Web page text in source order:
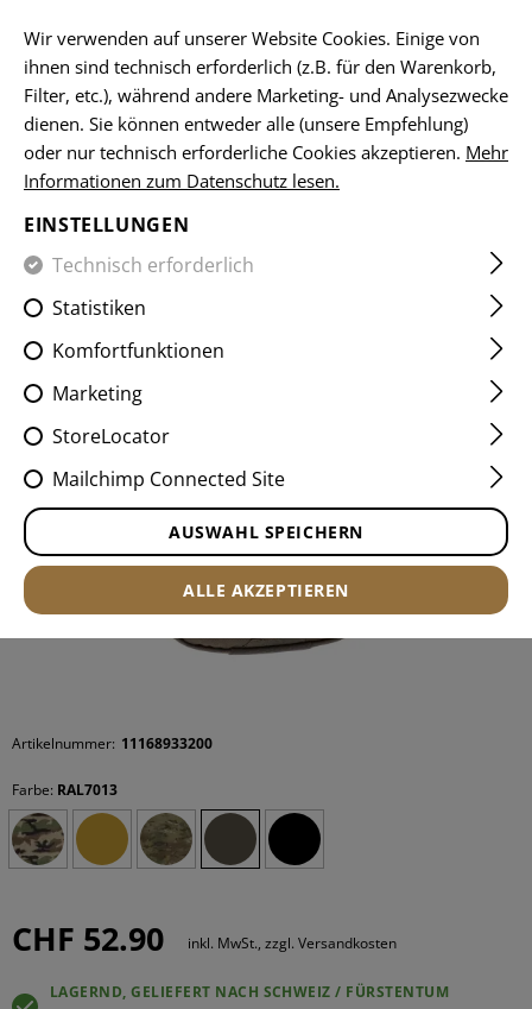
HOME EQUIPMENT TASCHEN UTILITY POUCHES
DROP DOWN VELCRO UTILITY
POUCH
Artikelnummer: 11168933200
Farbe: RAL7013
CHF 52.90 inkl. MwSt., zzgl. Versandkosten
LAGERND, GELIEFERT NACH SCHWEIZ / FÜRSTENTUM
Wir verwenden auf unserer Website Cookies. Einige von
ihnen sind technisch erforderlich (z.B. für den Warenkorb,
Filter, etc.), während andere Marketing- und Analysezwecke
dienen. Sie können entweder alle (unsere Empfehlung)
oder nur technisch erforderliche Cookies akzeptieren. Mehr
Informationen zum Datenschutz lesen.
EINSTELLUNGEN
Technisch erforderlich
Statistiken
Komfortfunktionen
Marketing
StoreLocator
Mailchimp Connected Site
AUSWAHL SPEICHERN
ALLE AKZEPTIEREN